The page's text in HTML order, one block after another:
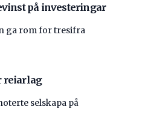
på investeringar
ga rom for tresifra
reiarlag
selskapa på